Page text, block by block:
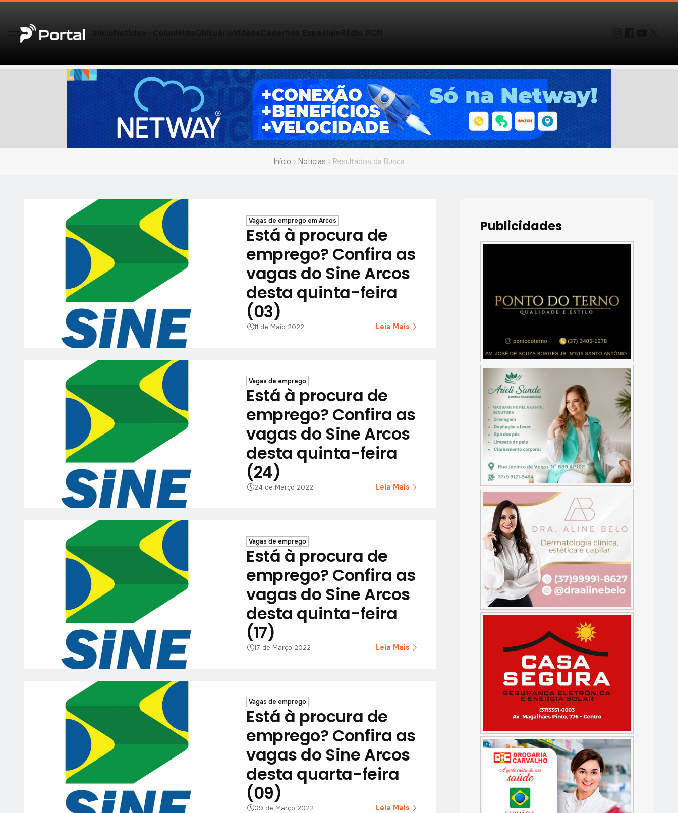
Início Notícias Resultados da Busca
Vagas de emprego em Arcos
Está à procura de
emprego? Confira as
vagas do Sine Arcos
desta quinta-feira
(03)
11 de Maio 2022 Leia Mais
Vagas de emprego
Está à procura de
emprego? Confira as
vagas do Sine Arcos
desta quinta-feira
(24)
24 de Março 2022 Leia Mais
Vagas de emprego
Está à procura de
emprego? Confira as
vagas do Sine Arcos
desta quinta-feira
(17)
17 de Março 2022 Leia Mais
Vagas de emprego
Está à procura de
emprego? Confira as
vagas do Sine Arcos
desta quarta-feira
(09)
09 de Março 2022 Leia Mais
Publicidades